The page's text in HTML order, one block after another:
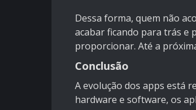
Dessa forma, quem não
acabar ficando para trás e
proporcionar. Até a
Conclusão
A evolução dos apps está
hardware e software, os